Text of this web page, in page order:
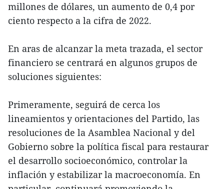
millones de dólares, un aumento de 0,4 por
ciento respecto a la cifra de 2022.
En aras de alcanzar la meta trazada, el sector
financiero se centrará en algunos grupos de
soluciones siguientes:
Primeramente, seguirá de cerca los
lineamientos y orientaciones del Partido, las
resoluciones de la Asamblea Nacional y del
Gobierno sobre la política fiscal para restaurar
el desarrollo socioeconómico, controlar la
inflación y estabilizar la macroeconomía. En